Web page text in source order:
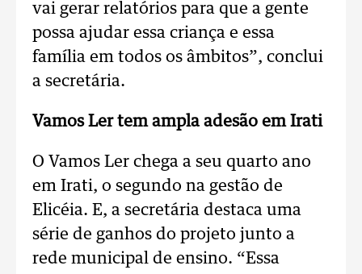
vai gerar relatórios para que a gente
possa ajudar essa criança e essa
família em todos os âmbitos”, conclui
a secretária.
Vamos Ler tem ampla adesão em Irati
O Vamos Ler chega a seu quarto ano
em Irati, o segundo na gestão de
Elicéia. E, a secretária destaca uma
série de ganhos do projeto junto a
rede municipal de ensino. “Essa